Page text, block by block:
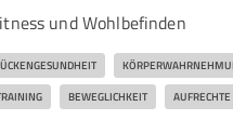
und Wohlbefinden
BEWEGLICHKEIT